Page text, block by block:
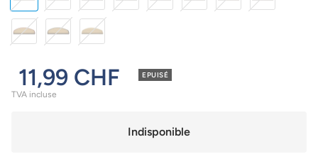
foncé
foncé
clair
Rouge Noir Blanc
11,99 CHF
TVA incluse
EPUISÉ
Indisponible